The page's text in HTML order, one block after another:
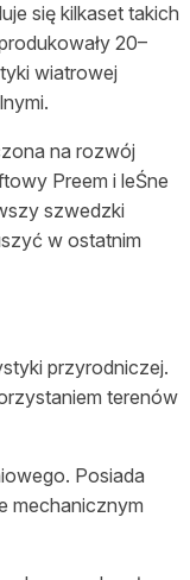
się kilkaset takich
20–
wiatrowej
na rozwój
Preem i leŚne
szwedzki
w ostatnim
przyrodniczej.
terenów
Posiada
mechanicznym